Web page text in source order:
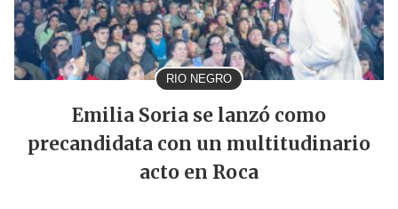
RIO NEGRO
Emilia Soria se lanzó como
precandidata con un multitudinario
acto en Roca